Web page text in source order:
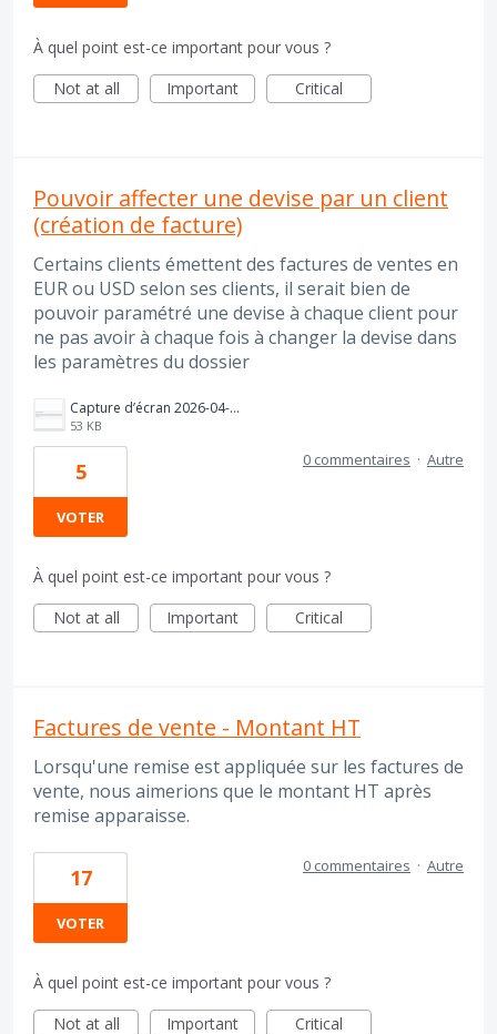
À quel point est-ce important pour vous ?
Not at all
Important Critical
Pouvoir affecter une devise par un client
(création de facture)
Certains clients émettent des factures de ventes en
EUR ou USD selon ses clients, il serait bien de
pouvoir paramétré une devise à chaque client pour
ne pas avoir à chaque fois à changer la devise dans
les paramètres du dossier
Capture d’écran 2026-04-08 à 12.15.54.png
53 KB
5
VOTER
0 commentaires · Autre
À quel point est-ce important pour vous ?
Not at all
Important Critical
Factures de vente - Montant HT
Lorsqu'une remise est appliquée sur les factures de
vente, nous aimerions que le montant HT après
remise apparaisse.
17
VOTER
0 commentaires · Autre
À quel point est-ce important pour vous ?
Not at all
Important Critical